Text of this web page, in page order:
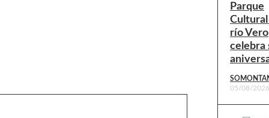
Parque
río Vero
celebra
05/08/2026